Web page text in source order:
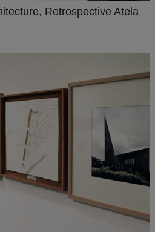
Retrospective Atela